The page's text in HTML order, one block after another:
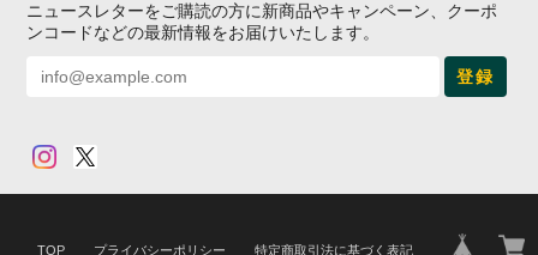
ニュースレターをご購読の方に新商品やキャンペーン、クーポ
ンコードなどの最新情報をお届けいたします。
登録
TOP プライバシーポリシー 特定商取引法に基づく表記